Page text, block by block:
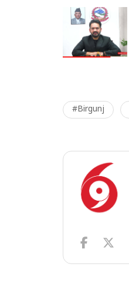
#Birgunj